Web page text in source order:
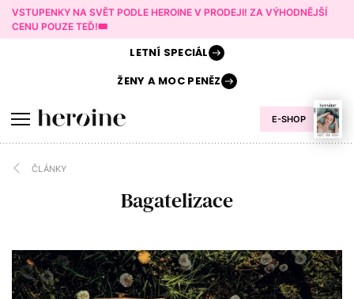
VSTUPENKY NA SVĚT PODLE HEROINE V PRODEJI! ZA VÝHODNĚJŠÍ
CENU POUZE TEĎ!🎟️
E-SHOP
LETNÍ SPECIÁL
ŽENY AMOC PENĚZ
ČLÁNKY
Bagatelizace